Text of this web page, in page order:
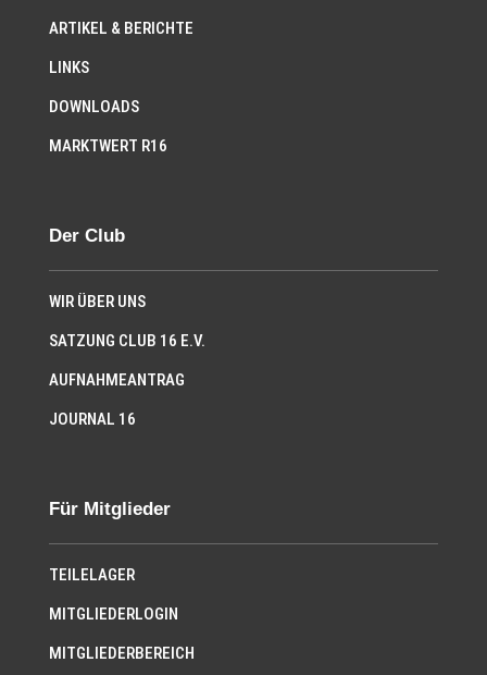
ARTIKEL & BERICHTE
LINKS
DOWNLOADS
MARKTWERT R16
Der Club
WIR ÜBER UNS
SATZUNG CLUB 16 E.V.
AUFNAHMEANTRAG
JOURNAL 16
Für Mitglieder
TEILELAGER
MITGLIEDERLOGIN
MITGLIEDERBEREICH